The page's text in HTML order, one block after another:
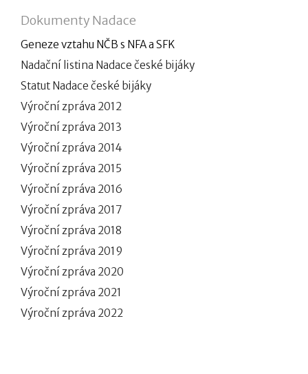
Dokumenty Nadace
Geneze vztahu NČB s NFA a SFK
Nadační listina Nadace české bijáky
Statut Nadace české bijáky
Výroční zpráva 2012
Výroční zpráva 2013
Výroční zpráva 2014
Výroční zpráva 2015
Výroční zpráva 2016
Výroční zpráva 2017
Výroční zpráva 2018
Výroční zpráva 2019
Výroční zpráva 2020
Výroční zpráva 2021
Výroční zpráva 2022